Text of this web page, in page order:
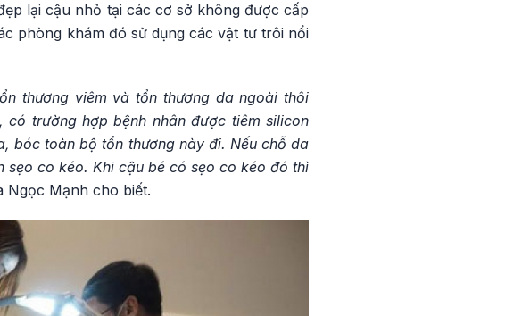
lại cậu nhỏ tại các cơ sở không được cấp
phòng khám đó sử dụng các vật tư trôi nổi
thương viêm và tổn thương da ngoài thôi
trường hợp bệnh nhân được tiêm silicon
bóc toàn bộ tổn thương này đi. Nếu chỗ da
co kéo. Khi cậu bé có sẹo co kéo đó thì
Ngọc Mạnh cho biết.